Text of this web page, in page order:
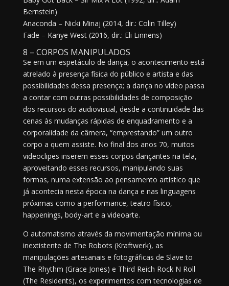
Bernstein)
Anaconda – Nicki Minaj (2014, dir.: Colin Tilley)
Fade – Kanye West (2016, dir.: Eli Linnens)
8 – CORPOS MANIPULADOS
Se em um espetáculo de dança, o acontecimento está
atrelado à presença física do público e artista e das
possibilidades dessa presença; a dança no vídeo passa
a contar com outras possibilidades de composição
dos recursos do audiovisual, desde a continuidade das
cenas às mudanças rápidas de enquadramento e a
corporalidade da câmera, “emprestando” um outro
corpo a quem assiste. No final dos anos 70, muitos
videoclipes inserem esses corpos dançantes na tela,
aproveitando esses recursos, manipulando suas
formas, numa extensão ao pensamento artístico que
já acontecia nesta época na dança e nas linguagens
próximas como a performance, teatro físico,
happenings, body-art e a videoarte.
O automatismo através da movimentação mínima ou
inextistente de The Robots (Kraftwerk), as
manipulações artesanais e fotográficas de Slave to
The Rhythm (Grace Jones) e Third Reich Rock N Roll
(The Residents), os experimentos com tecnologias de